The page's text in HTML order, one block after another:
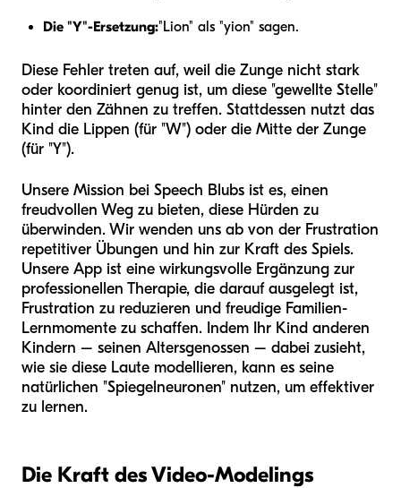
Die "Y"-Ersetzung:"Lion" als "yion" sagen.
Diese Fehler treten auf, weil die Zunge nicht stark
oder koordiniert genug ist, um diese "gewellte Stelle"
hinter den Zähnen zu treffen. Stattdessen nutzt das
Kind die Lippen (für "W") oder die Mitte der Zunge
(für "Y").
Unsere Mission bei Speech Blubs ist es, einen
freudvollen Weg zu bieten, diese Hürden zu
überwinden. Wir wenden uns ab von der Frustration
repetitiver Übungen und hin zur Kraft des Spiels.
Unsere App ist eine wirkungsvolle Ergänzung zur
professionellen Therapie, die darauf ausgelegt ist,
Frustration zu reduzieren und freudige Familien-
Lernmomente zu schaffen. Indem Ihr Kind anderen
Kindern – seinen Altersgenossen – dabei zusieht,
wie sie diese Laute modellieren, kann es seine
natürlichen "Spiegelneuronen" nutzen, um effektiver
zu lernen.
Die Kraft des Video-Modelings